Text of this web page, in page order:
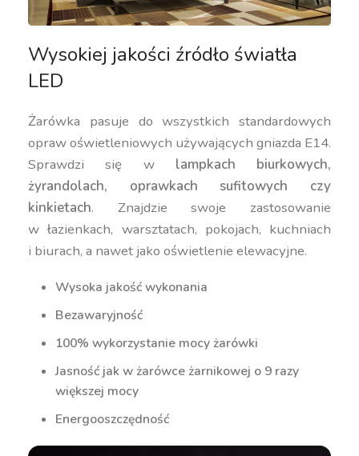
Wysokiej jakości źródło światła
LED
Żarówka pasuje do wszystkich standardowych
opraw oświetleniowych używających gniazda E14.
Sprawdzi się w lampkach biurkowych,
żyrandolach, oprawkach sufitowych czy
kinkietach. Znajdzie swoje zastosowanie
w łazienkach, warsztatach, pokojach, kuchniach
i biurach, a nawet jako oświetlenie elewacyjne.
Wysoka jakość wykonania
Bezawaryjność
100% wykorzystanie mocy żarówki
Jasność jak w żarówce żarnikowej o 9 razy
większej mocy
Energooszczędność